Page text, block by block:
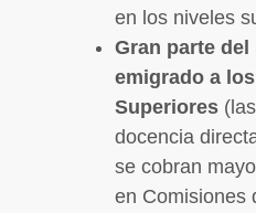
en los niveles
Gran parte
emigrado a
Superiores
docencia
se cobran
en Comisiones